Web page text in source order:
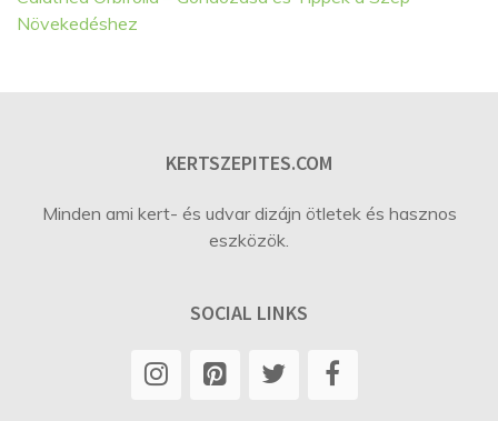
Növekedéshez
KERTSZEPITES.COM
Minden ami kert- és udvar dizájn ötletek és hasznos
eszközök.
SOCIAL LINKS